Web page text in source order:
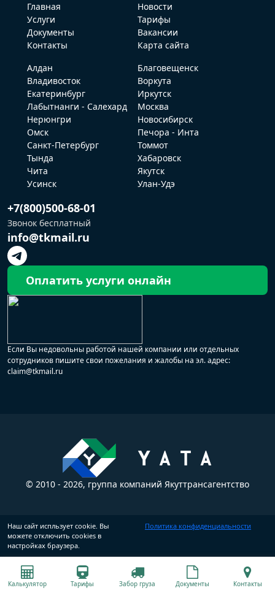
Калькулятор Тарифы Забор груза Документы Контакты
Главная
Новости
Услуги
Тарифы
Документы
Вакансии
Контакты
Карта сайта
Алдан
Благовещенск
Владивосток
Воркута
Екатеринбург
Иркутск
Лабытнанги - Салехард
Москва
Нерюнгри
Новосибирск
Омск
Печора - Инта
Санкт-Петербург
Томмот
Тында
Хабаровск
Чита
Якутск
Усинск
Улан-Удэ
+7(800)500-68-01
Звонок бесплатный
info@tkmail.ru
Оплатить услуги онлайн
Если Вы недовольны работой нашей компании или отдельных
сотрудников пишите свои пожелания и жалобы на эл. адрес:
claim@tkmail.ru
© 2010 - 2026, группа компаний Якуттрансагентство
Наш сайт испльзует cookie. Вы
можете отключить cookies в
настройках браузера.
Политика конфиденциальности